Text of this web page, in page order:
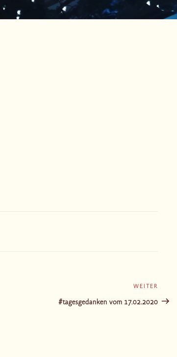
Beitrag
WEITER
#tagesgedanken vom 17.02.2020